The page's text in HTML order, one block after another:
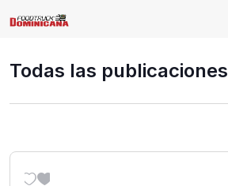
Todas las publicaciones